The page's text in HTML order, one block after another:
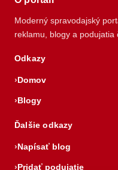
Moderný spravodajský
reklamu, blogy a podujatia
Odkazy
Domov
Blogy
Ďalšie odkazy
Napísať blog
Pridať podujatie